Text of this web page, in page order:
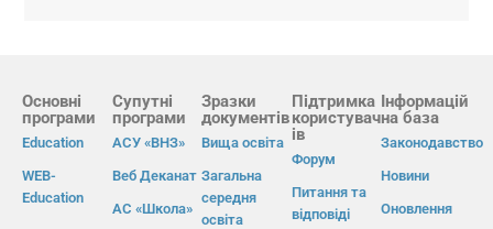
Основні
програми
Education
WEB-
Education
Супутні
програми
АСУ «ВНЗ»
Веб Деканат
АС «Школа»
Зразки
документів
Вища освіта
Загальна
середня
освіта
Підтримка
користувач
ів
Форум
Питання та
відповіді
Інформацій
на база
Законодавство
Новини
Оновлення